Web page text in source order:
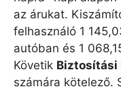
az árukat.
felhasználó 1
autóban és 1
Követik Biztosítási
számára kötelező.